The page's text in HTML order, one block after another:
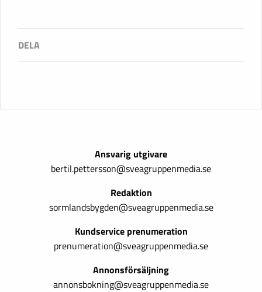
Ansvarig utgivare
bertil.pettersson@sveagruppenmedia.se
Redaktion
sormlandsbygden@sveagruppenmedia.se
Kundservice prenumeration
prenumeration@sveagruppenmedia.se
Annonsförsäljning
annonsbokning@sveagruppenmedia.se